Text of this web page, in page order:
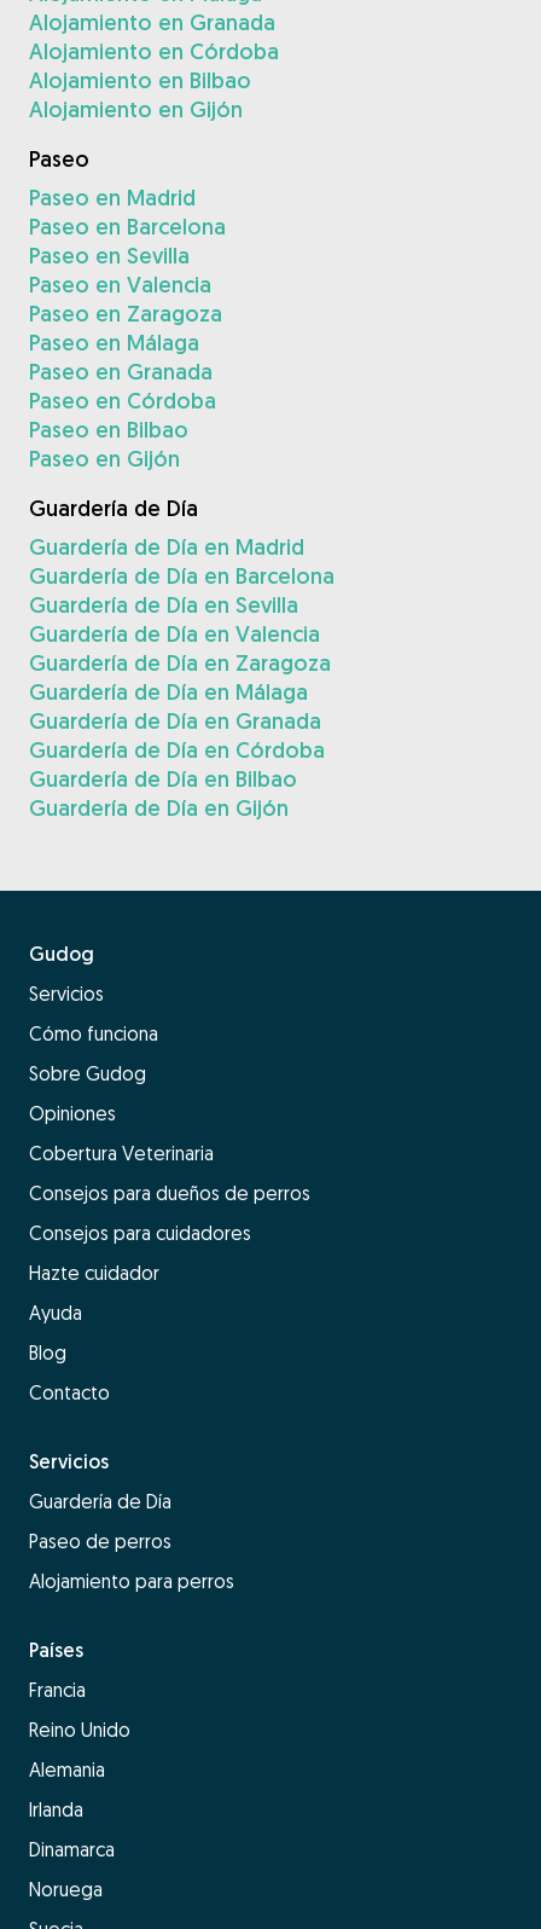
Alojamiento en Granada
Alojamiento en Córdoba
Alojamiento en Bilbao
Alojamiento en Gijón
Paseo
Paseo en Madrid
Paseo en Barcelona
Paseo en Sevilla
Paseo en Valencia
Paseo en Zaragoza
Paseo en Málaga
Paseo en Granada
Paseo en Córdoba
Paseo en Bilbao
Paseo en Gijón
Guardería de Día
Guardería de Día en Madrid
Guardería de Día en Barcelona
Guardería de Día en Sevilla
Guardería de Día en Valencia
Guardería de Día en Zaragoza
Guardería de Día en Málaga
Guardería de Día en Granada
Guardería de Día en Córdoba
Guardería de Día en Bilbao
Guardería de Día en Gijón
Gudog
Servicios
Cómo funciona
Sobre Gudog
Opiniones
Cobertura Veterinaria
Consejos para dueños de perros
Consejos para cuidadores
Hazte cuidador
Ayuda
Blog
Contacto
Servicios
Guardería de Día
Paseo de perros
Alojamiento para perros
Países
Francia
Reino Unido
Alemania
Irlanda
Dinamarca
Noruega